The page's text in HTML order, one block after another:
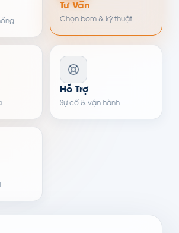
Tư Vấn
Chọn bơm & kỹ thuật
Hỗ Trợ
Sự cố & vận hành